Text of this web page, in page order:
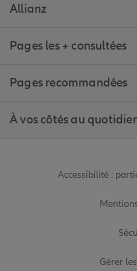
Allianz
Pages les + consultées
Pages recommandées
À vos côtés au
Accessibilité :
Gérer